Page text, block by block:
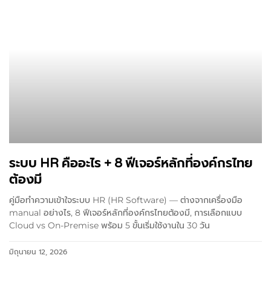
ระบบ HR คืออะไร + 8 ฟีเจอร์หลักที่องค์กรไทย
ต้องมี
คู่มือทำความเข้าใจระบบ HR (HR Software) — ต่างจากเครื่องมือ
manual อย่างไร, 8 ฟีเจอร์หลักที่องค์กรไทยต้องมี, การเลือกแบบ
Cloud vs On-Premise พร้อม 5 ขั้นเริ่มใช้งานใน 30 วัน
มิถุนายน 12, 2026